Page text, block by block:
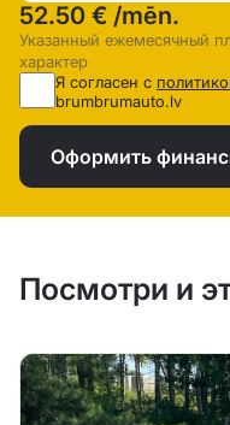
52.50 € /mēn.
Указанный ежемесячный
характер
Я согласен с
brumbrumauto.lv
Оформить
Посмотри и